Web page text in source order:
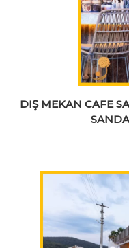
DIŞ MEKAN CAFE